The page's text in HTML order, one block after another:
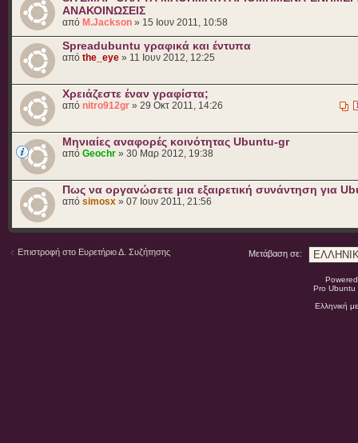
ΑΝΑΚΟΙΝΩΣΕΙΣ
από M.Jackson » 15 Ιουν 2011, 10:58
Spreadubuntu γραφικά και έντυπα
από the_eye » 11 Ιουν 2012, 12:25
Χρειάζεστε έναν γραφίστα;
από nitro912gr » 29 Οκτ 2011, 14:26
Μηνιαίες αναφορές κοινότητας Ubuntu-gr
από Geochr » 30 Μαρ 2012, 19:38
Πως να οργανώσετε μια εξαιρετική συνάντηση για
από simosx » 07 Ιουν 2011, 21:56
Επιστροφή στο Ευρετήριο Δ. Συζήτησης Μετάβαση σε:
Pro
Ελληνική